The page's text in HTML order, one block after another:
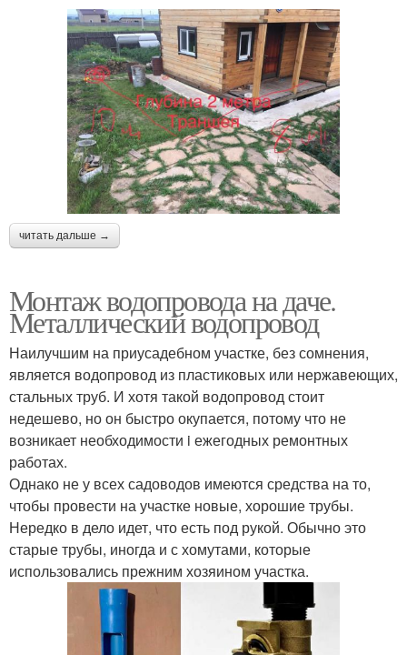
читать дальше →
Монтаж водопровода на даче.
Металлический водопровод
Наилучшим на приусадебном участке, без сомнения,
является водопровод из пластиковых или нержавеющих,
стальных труб. И хотя такой водопровод стоит
недешево, но он быстро окупается, потому что не
возникает необходимости i ежегодных ремонтных
работах.
Однако не у всех садоводов имеются средства на то,
чтобы провести на участке новые, хорошие трубы.
Нередко в дело идет, что есть под рукой. Обычно это
старые трубы, иногда и с хомутами, которые
использовались прежним хозяином участка.